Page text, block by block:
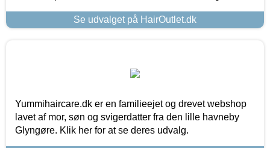
Se udvalget på HairOutlet.dk
Yummihaircare.dk er en familieejet og drevet webshop
lavet af mor, søn og svigerdatter fra den lille havneby
Glyngøre. Klik her for at se deres udvalg.